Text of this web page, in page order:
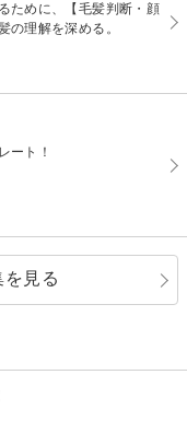
ために、【毛髪判断・顔
の理解を深める。
ート！
見る